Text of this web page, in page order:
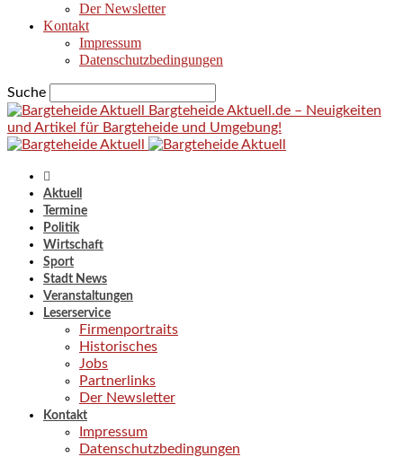
Der Newsletter
Kontakt
Impressum
Datenschutzbedingungen
Suche
Bargteheide Aktuell.de – Neuigkeiten
und Artikel für Bargteheide und Umgebung!
Aktuell
Termine
Politik
Wirtschaft
Sport
Stadt News
Veranstaltungen
Leserservice
Firmenportraits
Historisches
Jobs
Partnerlinks
Der Newsletter
Kontakt
Impressum
Datenschutzbedingungen